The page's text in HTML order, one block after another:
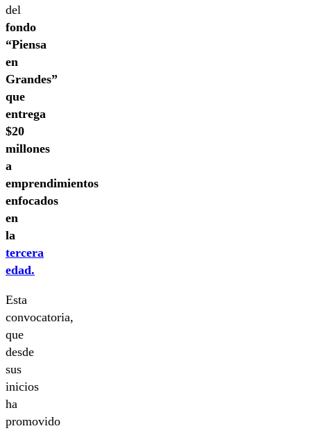
del
fondo
“Piensa
en
Grandes”
que
entrega
$20
millones
a
emprendimientos
enfocados
en
la
tercera
edad.
Esta
convocatoria,
que
desde
sus
inicios
ha
promovido